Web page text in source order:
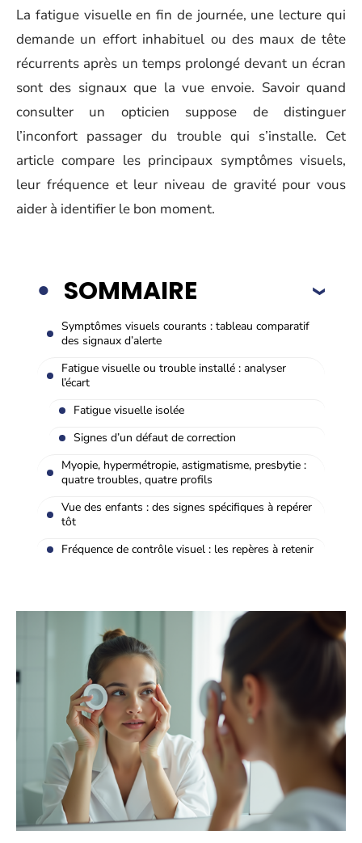
La fatigue visuelle en fin de journée, une lecture qui
demande un effort inhabituel ou des maux de tête
récurrents après un temps prolongé devant un écran
sont des signaux que la vue envoie. Savoir quand
consulter un opticien suppose de distinguer
l’inconfort passager du trouble qui s’installe. Cet
article compare les principaux symptômes visuels,
leur fréquence et leur niveau de gravité pour vous
aider à identifier le bon moment.
SOMMAIRE
Symptômes visuels courants : tableau comparatif
des signaux d’alerte
Fatigue visuelle ou trouble installé : analyser
l’écart
Fatigue visuelle isolée
Signes d’un défaut de correction
Myopie, hypermétropie, astigmatisme, presbytie :
quatre troubles, quatre profils
Vue des enfants : des signes spécifiques à repérer
tôt
Fréquence de contrôle visuel : les repères à retenir